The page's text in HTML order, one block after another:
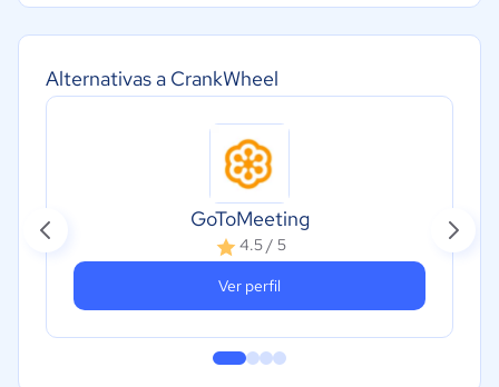
Alternativas a CrankWheel
GoToMeeting
4.5 / 5
Ver perfil